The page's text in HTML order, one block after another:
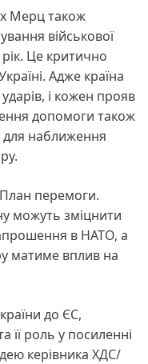
Мерц також
військової
Це критично
Адже країна
і кожен прояв
допомоги також
для наближення
перемоги.
можуть зміцнити
в НАТО, а
матиме вплив на
до ЄС,
її роль у посиленні
керівника ХДС/